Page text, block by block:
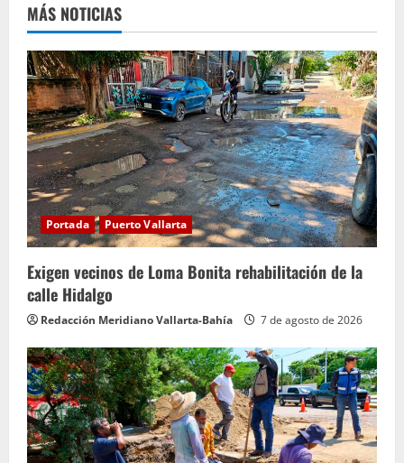
l
e
y
e
n
d
o
MÁS NOTICIAS
Portada Puerto Vallarta
Exigen vecinos de Loma Bonita rehabilitación de la
calle Hidalgo
Redacción Meridiano Vallarta-Bahía 7 de agosto de 2026